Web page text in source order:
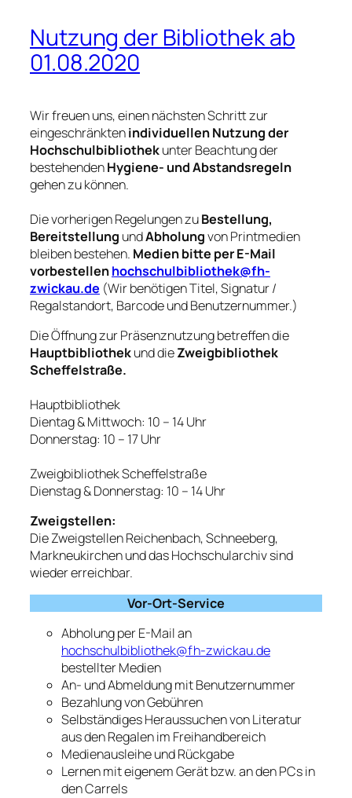
Nutzung der Bibliothek ab
01.08.2020
Wir freuen uns, einen nächsten Schritt zur
eingeschränktenindividuellen Nutzung der
Hochschulbibliothekunter Beachtung der
bestehendenHygiene- und Abstandsregeln
gehen zu können.
Die vorherigen Regelungen zuBestellung,
Bereitstellung undAbholungvon Printmedien
bleiben bestehen. Medien bitte per E-Mail
vorbestellenhochschulbibliothek@fh-
zwickau.de (Wir benötigen Titel, Signatur /
Regalstandort, Barcode und Benutzernummer.)
Die Öffnung zur Präsenznutzung betreffen die
Hauptbibliothekund dieZweigbibliothek
Scheffelstraße.
Hauptbibliothek
Dientag & Mittwoch: 10 – 14 Uhr
Donnerstag: 10 – 17 Uhr
Zweigbibliothek Scheffelstraße
Dienstag & Donnerstag: 10 – 14 Uhr
Zweigstellen:
Die Zweigstellen Reichenbach, Schneeberg,
Markneukirchen und das Hochschularchiv sind
wieder erreichbar.
Vor-Ort-Service
Abholung per E-Mail an
hochschulbibliothek@fh-zwickau.de
bestellter Medien
An- und Abmeldung mit Benutzernummer
Bezahlung von Gebühren
Selbständiges Heraussuchen von Literatur
aus den Regalen im Freihandbereich
Medienausleihe und Rückgabe
Lernen mit eigenem Gerät bzw. an den PCs in
den Carrels